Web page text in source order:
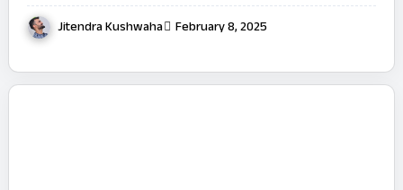
Jitendra Kushwaha February 8, 2025